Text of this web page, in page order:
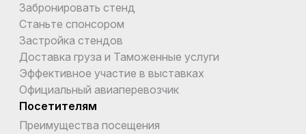
Забронировать стенд
Станьте спонсором
Застройка стендов
Доставка груза и Таможенные услуги
Эффективное участие в выставках
Официальный авиаперевозчик
Посетителям
Преимущества посещения